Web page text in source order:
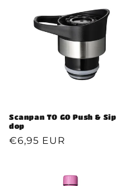
Scanpan TO GO Push & Sip
dop
Normale
€6,95 EUR